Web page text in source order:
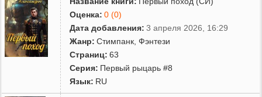
Оценка: 0 (0)
Дата добавления: 3 апреля 2026, 16:29
Жанр: Стимпанк ,Фэнтези
Страниц: 63
Серия: Первый рыцарь #8
Язык: RU